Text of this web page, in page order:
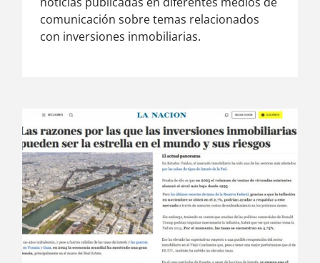
comunicación sobre temas relacionados
con inversiones inmobiliarias.